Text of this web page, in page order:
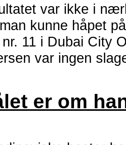
var ikke i
kunne håpet
11 i Dubai City
var ingen
er om